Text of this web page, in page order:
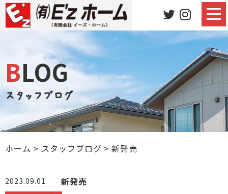
BLOG
スタッフブログ
ホーム > スタッフブログ >新発売
2023.09.01 新発売